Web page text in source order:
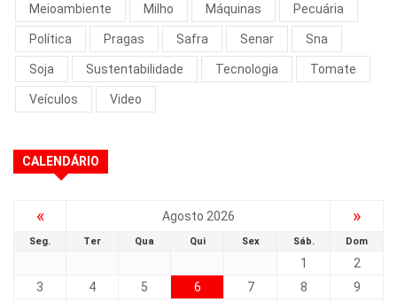
Meioambiente Milho Máquinas Pecuária
Política Pragas Safra Senar Sna
Soja Sustentabilidade Tecnologia Tomate
Veículos Video
CALENDÁRIO
« Agosto 2026 »
Seg. Ter Qua Qui Sex Sáb. Dom
1
2
3
4 5 6 7 8
9